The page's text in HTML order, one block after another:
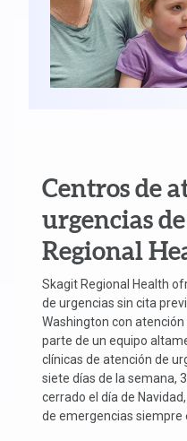
Centros de
urgencias
Regional
Skagit Regional Health
de urgencias sin cita
Washington con
parte de un equipo
clínicas de atención de
siete días de la semana,
cerrado el día de
de emergencias siempre